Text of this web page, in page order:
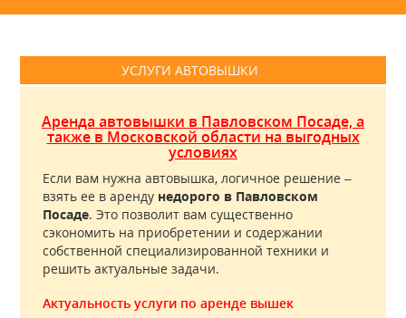
УСЛУГИ АВТОВЫШКИ
Аренда автовышки в Павловском Посаде, а
также в Московской области на выгодных
условиях
Если вам нужна автовышка, логичное решение –
взять ее в аренду недорого в Павловском
Посаде. Это позволит вам существенно
сэкономить на приобретении и содержании
собственной специализированной техники и
решить актуальные задачи.
Актуальность услуги по аренде вышек